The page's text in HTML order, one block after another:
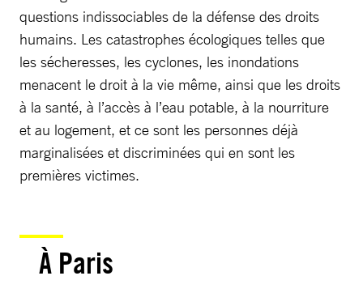
questions indissociables de la défense des droits
humains. Les catastrophes écologiques telles que
les sécheresses, les cyclones, les inondations
menacent le droit à la vie même, ainsi que les droits
à la santé, à l’accès à l’eau potable, à la nourriture
et au logement, et ce sont les personnes déjà
marginalisées et discriminées qui en sont les
premières victimes.
À Paris